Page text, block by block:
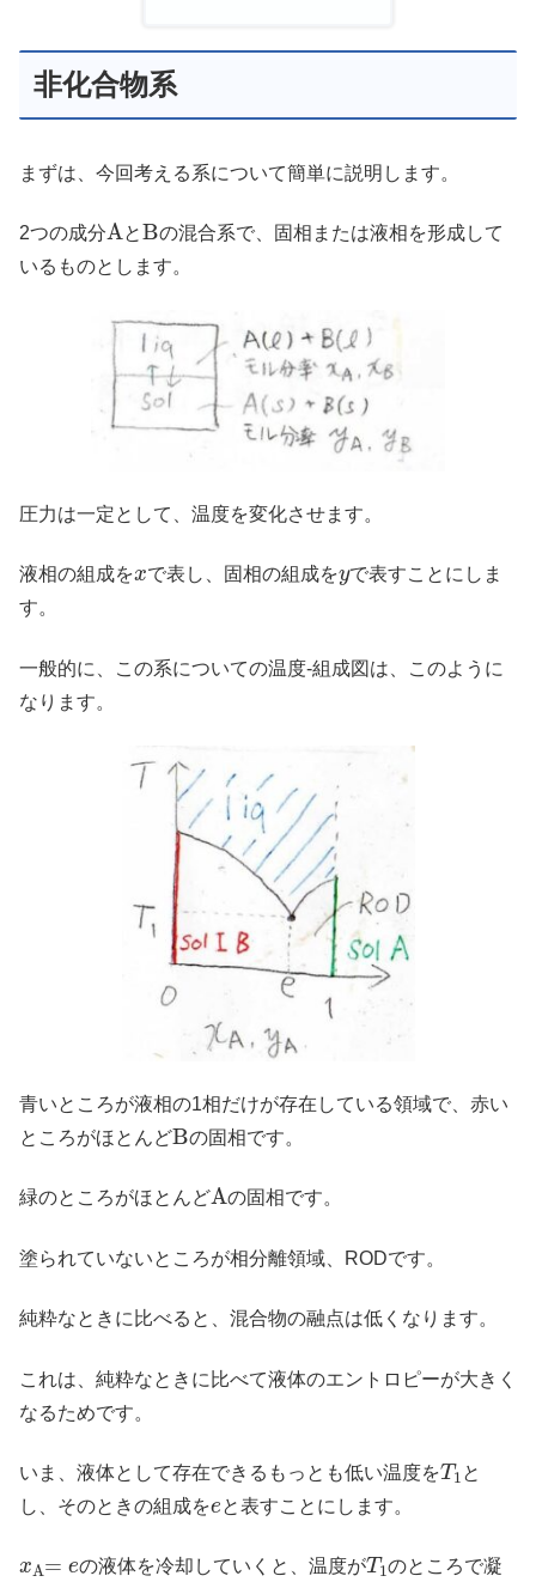
非化合物系
まずは、今回考える系について簡単に説明します。
2つの成分
A
と
B
の混合系で、固相または液相を形成して
いるものとします。
圧力は一定として、温度を変化させます。
液相の組成を で表し、固相の組成を
で表すことにしま
す。
一般的に、この系についての温度-組成図は、このように
なります。
青いところが液相の1相だけが存在している領域で、赤い
ところがほとんど
B
の固相です。
緑のところがほとんど
A
の固相です。
塗られていないところが相分離領域、RODです。
純粋なときに比べると、混合物の融点は低くなります。
これは、純粋なときに比べて液体のエントロピーが大きく
なるためです。
いま、液体として存在できるもっとも低い温度を
T1
と
し、そのときの組成を
と表すことにします。
の液体を冷却していくと、温度が
T1
のところで凝